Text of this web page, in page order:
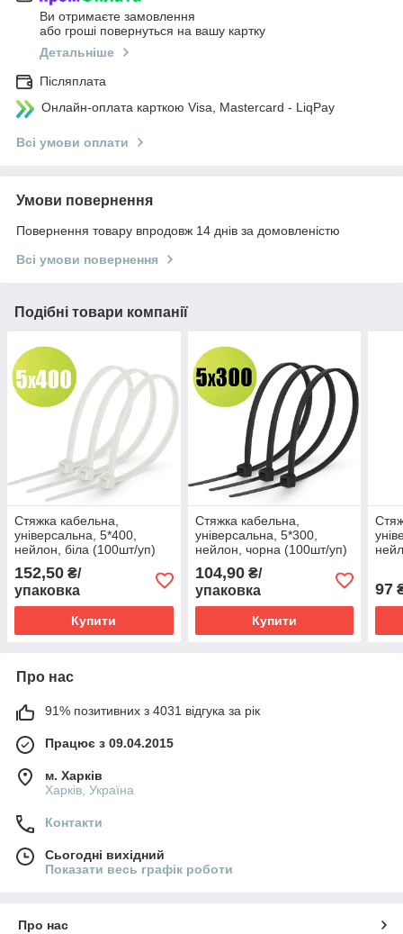
Ви отримаєте замовлення
або гроші повернуться на вашу картку
Детальніше
Післяплата
Онлайн-оплата карткою Visa, Mastercard - LiqPay
Всі умови оплати
Умови повернення
Повернення товару впродовж 14 днів за домовленістю
Всі умови повернення
Подібні товари компанії
Стяжка кабельна,
універсальна, 5*400,
нейлон, біла (100шт/уп)
152,50 ₴/
упаковка
Купити
Стяжка кабельна,
універсальна, 5*300,
нейлон, чорна (100шт/уп)
104,90₴/
упаковка
Купити
97
Про нас
91% позитивних з 4031 відгука за рік
Працює з 09.04.2015
м. Харків
Харків, Україна
Контакти
Сьогодні вихідний
Показати весь графік роботи
Про нас